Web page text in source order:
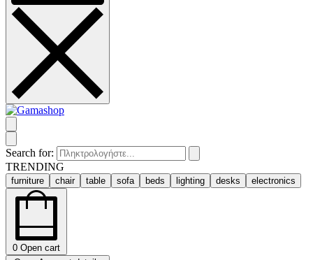
Search for:
TRENDING
furniture chair table sofa beds lighting desks electronics
0 Open cart